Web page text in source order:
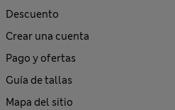
Descuento
Crear una cuenta
Pago y ofertas
Guía de tallas
Mapa del sitio